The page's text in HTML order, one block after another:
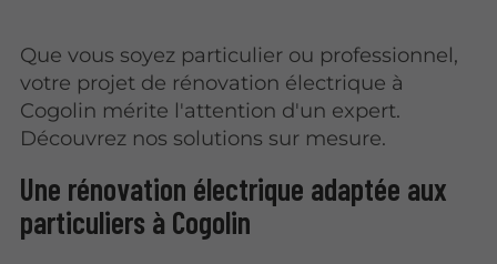
Que vous soyez particulier ou professionnel,
votre projet de rénovation électrique à
Cogolin mérite l'attention d'un expert.
Découvrez nos solutions sur mesure.
Une rénovation électrique adaptée aux
particuliers à Cogolin